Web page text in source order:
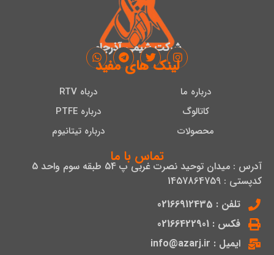
شرکت شیمی آذرجام
تماس با ما
آدرس : میدان توحید نصرت غربی پ 54 طبقه سوم واحد 5
کدپستی : 1457864759
تلفن : 02166912435
فکس : 02166422901
ایمیل : info@azarj.ir
لینک های مفید
درباره ما
کاتالوگ
محصولات
درباه RTV
درباره PTFE
درباره تیتانیوم